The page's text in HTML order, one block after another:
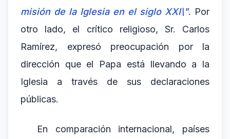
misión de la Iglesia en el siglo XXI\". Por
otro lado, el crítico religioso, Sr. Carlos
Ramírez, expresó preocupación por la
dirección que el Papa está llevando a la
Iglesia a través de sus declaraciones
públicas.
En comparación internacional, países